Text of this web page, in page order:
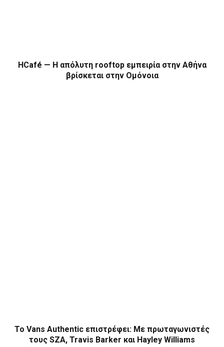
HCafé — Η απόλυτη rooftop εμπειρία στην Αθήνα
βρίσκεται στην Ομόνοια
Το Vans Authentic επιστρέφει: Με πρωταγωνιστές
τους SZA, Travis Barker και Hayley Williams